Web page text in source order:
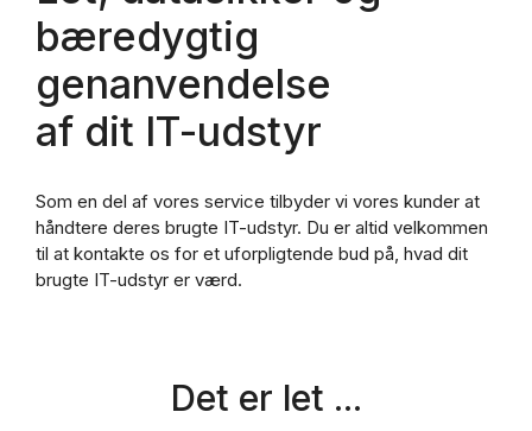
bæredygtig
genanvendelse
af dit IT-udstyr
Som en del af vores service tilbyder vi vores kunder at
håndtere deres brugte IT-udstyr. Du er altid velkommen
til at kontakte os for et uforpligtende bud på, hvad dit
brugte IT-udstyr er værd.
Det er let ...